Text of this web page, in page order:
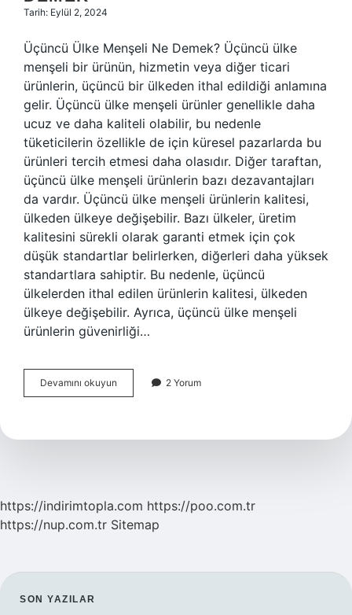
Tarih: Eylül 2, 2024
Üçüncü Ülke Menşeli Ne Demek? Üçüncü ülke
menşeli bir ürünün, hizmetin veya diğer ticari
ürünlerin, üçüncü bir ülkeden ithal edildiği anlamına
gelir. Üçüncü ülke menşeli ürünler genellikle daha
ucuz ve daha kaliteli olabilir, bu nedenle
tüketicilerin özellikle de için küresel pazarlarda bu
ürünleri tercih etmesi daha olasıdır. Diğer taraftan,
üçüncü ülke menşeli ürünlerin bazı dezavantajları
da vardır. Üçüncü ülke menşeli ürünlerin kalitesi,
ülkeden ülkeye değişebilir. Bazı ülkeler, üretim
kalitesini sürekli olarak garanti etmek için çok
düşük standartlar belirlerken, diğerleri daha yüksek
standartlara sahiptir. Bu nedenle, üçüncü
ülkelerden ithal edilen ürünlerin kalitesi, ülkeden
ülkeye değişebilir. Ayrıca, üçüncü ülke menşeli
ürünlerin güvenirliği…
Devamını okuyun
ülke
demek
2 Yorum
https://indirimtopla.com https://poo.com.tr
https://nup.com.tr Sitemap
SON YAZILAR